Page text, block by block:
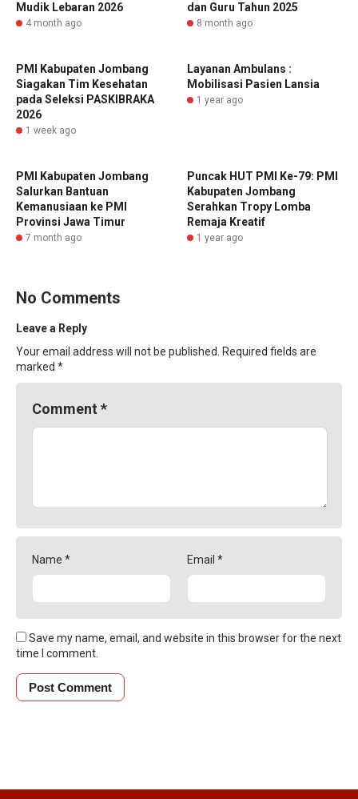
Mudik Lebaran 2026
4 month ago
dan Guru Tahun 2025
8 month ago
PMI Kabupaten Jombang
Siagakan Tim Kesehatan
pada Seleksi PASKIBRAKA
2026
1 week ago
Layanan Ambulans :
Mobilisasi Pasien Lansia
1 year ago
PMI Kabupaten Jombang
Salurkan Bantuan
Kemanusiaan ke PMI
Provinsi Jawa Timur
7 month ago
Puncak HUT PMI Ke-79: PMI
Kabupaten Jombang
Serahkan Tropy Lomba
Remaja Kreatif
1 year ago
No Comments
Leave a Reply
Your email address will not be published.
Required fields are
marked *
Comment *
Name * Email *
Save my name, email, and website in this browser for the next
time I comment.